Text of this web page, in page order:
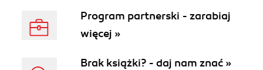
Program partnerski - zarabiaj
więcej »
Brak książki? - daj nam znać »